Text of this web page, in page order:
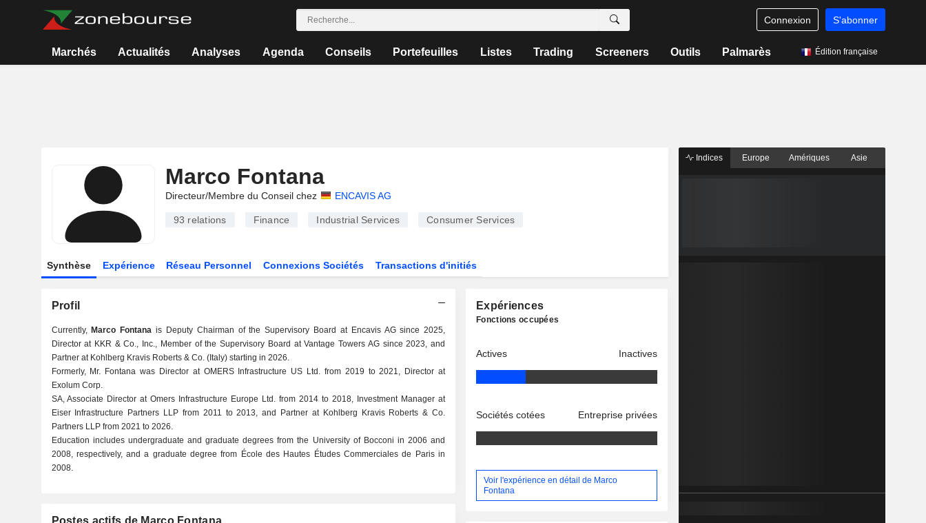
Connexion S'abonner
Marchés Actualités Analyses Agenda Conseils Portefeuilles Listes Trading Screeners Outils Palmarès Édition française
Marco Fontana
Directeur/Membre du Conseil chez ENCAVIS AG
93 relations Finance Industrial Services Consumer Services
Synthèse Expérience Réseau Personnel Connexions Sociétés Transactions d'initiés
Profil
Currently, Marco Fontana is Deputy Chairman of the Supervisory Board at Encavis AG since 2025,
Director at KKR & Co., Inc., Member of the Supervisory Board at Vantage Towers AG since 2023, and
Partner at Kohlberg Kravis Roberts & Co. (Italy) starting in 2026.
Formerly, Mr. Fontana was Director at OMERS Infrastructure US Ltd. from 2019 to 2021, Director at
Exolum Corp.
SA, Associate Director at Omers Infrastructure Europe Ltd. from 2014 to 2018, Investment Manager at
Eiser Infrastructure Partners LLP from 2011 to 2013, and Partner at Kohlberg Kravis Roberts & Co.
Partners LLP from 2021 to 2026.
Education includes undergraduate and graduate degrees from the University of Bocconi in 2006 and
2008, respectively, and a graduate degree from École des Hautes Études Commerciales de Paris in
2008.
Postes actifs de Marco Fontana
Expériences
Fonctions occupées
Actives Inactives
Sociétés cotées Entreprise privées
Voir l'expérience en détail de Marco
Fontana
Indices Europe Amériques Asie